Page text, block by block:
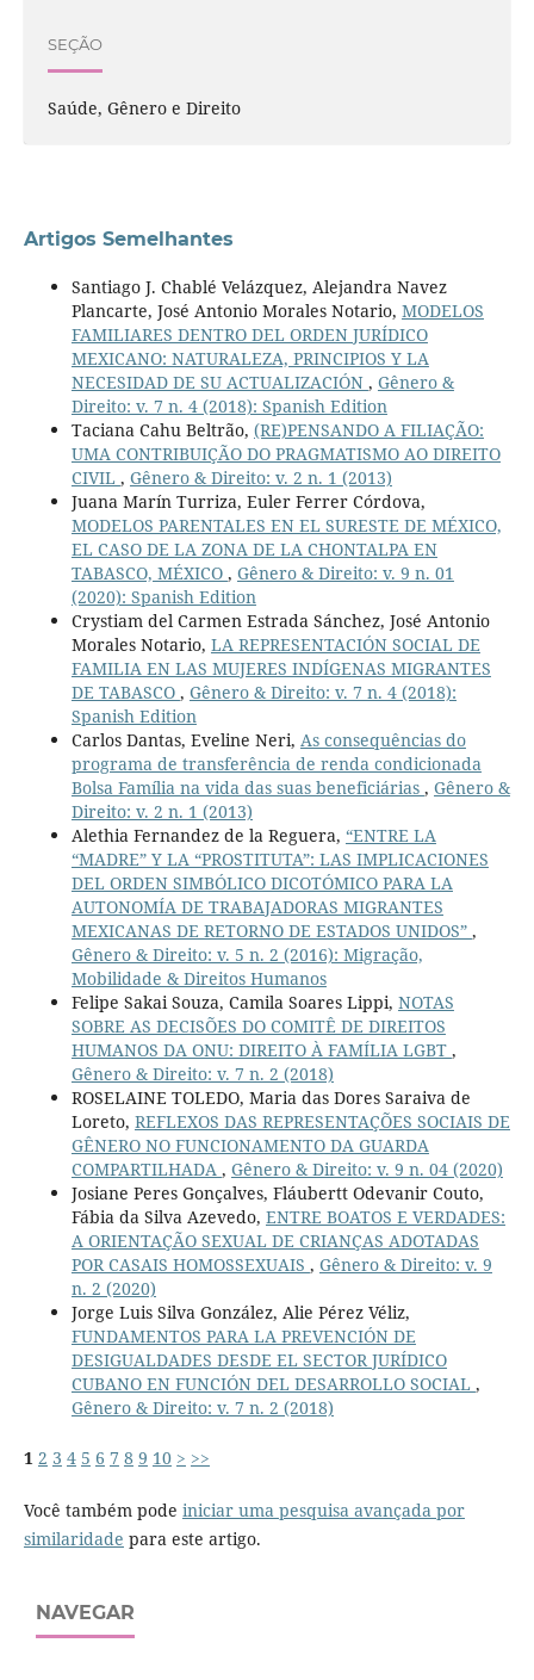
SEÇÃO
Saúde, Gênero e Direito
Artigos Semelhantes
Santiago J. Chablé Velázquez, Alejandra Navez
Plancarte, José Antonio Morales Notario, MODELOS
FAMILIARES DENTRO DEL ORDEN JURÍDICO
MEXICANO: NATURALEZA, PRINCIPIOS Y LA
NECESIDAD DE SU ACTUALIZACIÓN , Gênero &
Direito: v. 7 n. 4 (2018): Spanish Edition
Taciana Cahu Beltrão, (RE)PENSANDO A FILIAÇÃO:
UMA CONTRIBUIÇÃO DO PRAGMATISMO AO DIREITO
CIVIL , Gênero & Direito: v. 2 n. 1 (2013)
Juana Marín Turriza, Euler Ferrer Córdova,
MODELOS PARENTALES EN EL SURESTE DE MÉXICO,
EL CASO DE LA ZONA DE LA CHONTALPA EN
TABASCO, MÉXICO , Gênero & Direito: v. 9 n. 01
(2020): Spanish Edition
Crystiam del Carmen Estrada Sánchez, José Antonio
Morales Notario, LA REPRESENTACIÓN SOCIAL DE
FAMILIA EN LAS MUJERES INDÍGENAS MIGRANTES
DE TABASCO , Gênero & Direito: v. 7 n. 4 (2018):
Spanish Edition
Carlos Dantas, Eveline Neri, As consequências do
programa de transferência de renda condicionada
Bolsa Família na vida das suas beneficiárias , Gênero &
Direito: v. 2 n. 1 (2013)
Alethia Fernandez de la Reguera, “ENTRE LA
“MADRE” Y LA “PROSTITUTA”: LAS IMPLICACIONES
DEL ORDEN SIMBÓLICO DICOTÓMICO PARA LA
AUTONOMÍA DE TRABAJADORAS MIGRANTES
MEXICANAS DE RETORNO DE ESTADOS UNIDOS” ,
Gênero & Direito: v. 5 n. 2 (2016): Migração,
Mobilidade & Direitos Humanos
Felipe Sakai Souza, Camila Soares Lippi, NOTAS
SOBRE AS DECISÕES DO COMITÊ DE DIREITOS
HUMANOS DA ONU: DIREITO À FAMÍLIA LGBT ,
Gênero & Direito: v. 7 n. 2 (2018)
ROSELAINE TOLEDO, Maria das Dores Saraiva de
Loreto, REFLEXOS DAS REPRESENTAÇÕES SOCIAIS DE
GÊNERO NO FUNCIONAMENTO DA GUARDA
COMPARTILHADA , Gênero & Direito: v. 9 n. 04 (2020)
Josiane Peres Gonçalves, Fláubertt Odevanir Couto,
Fábia da Silva Azevedo, ENTRE BOATOS E VERDADES:
A ORIENTAÇÃO SEXUAL DE CRIANÇAS ADOTADAS
POR CASAIS HOMOSSEXUAIS , Gênero & Direito: v. 9
n. 2 (2020)
Jorge Luis Silva González, Alie Pérez Véliz,
FUNDAMENTOS PARA LA PREVENCIÓN DE
DESIGUALDADES DESDE EL SECTOR JURÍDICO
CUBANO EN FUNCIÓN DEL DESARROLLO SOCIAL ,
Gênero & Direito: v. 7 n. 2 (2018)
1 2 3 4 5 6 7 8 9 10 > >>
Você também pode iniciar uma pesquisa avançada por
similaridade para este artigo.
NAVEGAR